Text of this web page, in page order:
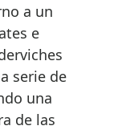
a un
e
serie de
una
de las